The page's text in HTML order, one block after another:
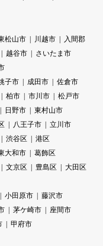
松山市 川越市
入間郡
越谷市
さいたま市
子市 成田市
佐倉市
柏市 市川市
松戸市
日野市
東村山市
八王子市
立川市
渋谷区
港区
大和市
葛飾区
文京区 豊島区
大田区
小田原市
藤沢市
茅ケ崎市
座間市
甲府市